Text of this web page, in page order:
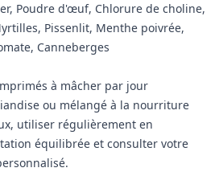
Poudre d'œuf, Chlorure de choline,
Pissenlit, Menthe poivrée,
Canneberges
à mâcher par jour
ou mélangé à la nourriture
utiliser régulièrement en
équilibrée et consulter votre